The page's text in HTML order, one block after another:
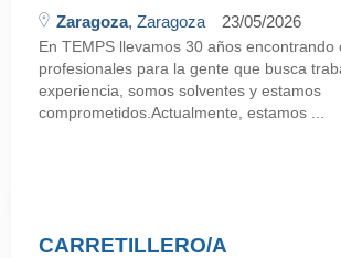
Zaragoza, Zaragoza 23/05/2026
En TEMPS llevamos 30 años encontrando
profesionales para la gente que busca
experiencia, somos solventes y estamos
comprometidos.Actualmente, estamos ...
CARRETILLERO/A